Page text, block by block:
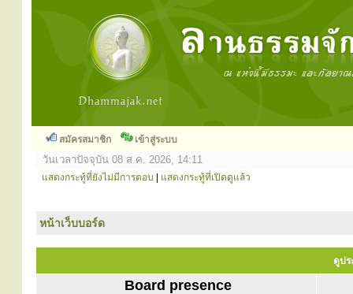
สมัครสมาชิก เข้าสู่ระบบ
วันเวลาปัจจุบัน 08 ส.ค. 2026, 14:11
แสดงกระทู้ที่ยังไม่มีการตอบ แสดงกระทู้ที่เปิดดูแล้ว
หน้าเว็บบอร์ด
ดูปร
Board presence